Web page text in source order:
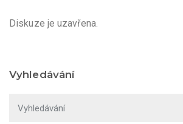
Diskuze je uzavřena.
Vyhledávání